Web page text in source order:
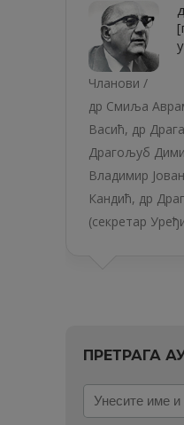
Чланови /
др Смиља
Васић, др
Драгољуб
Владимир
Кандић, др
(секретар
ПРЕТРАГА
Унесите
име